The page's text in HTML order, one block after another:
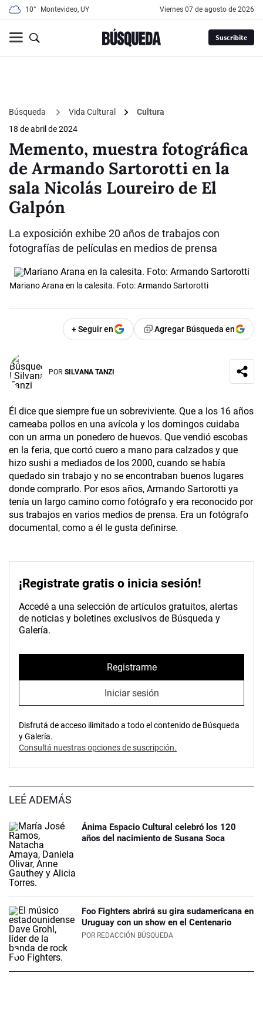
10° Montevideo, UY viernes 07 de agosto de 2026
Suscribite
Búsqueda Vida Cultural
Cultura
18 de abril de 2024
Memento, muestra fotográfica
de Armando Sartorotti en la
sala Nicolás Loureiro de El
Galpón
La exposición exhibe 20 años de trabajos con
fotografías de películas en medios de prensa
Mariano Arana en la calesita. Foto: Armando Sartorotti
+ Seguir en Agregar Búsqueda en
POR SILVANA TANZI
Él dice que siempre fue un sobreviviente. Que a los 16 años
carneaba pollos en una avícola y los domingos cuidaba
con un arma un ponedero de huevos. Que vendió escobas
en la feria, que cortó cuero a mano para calzados y que
hizo sushi a mediados de los 2000, cuando se había
quedado sin trabajo y no se encontraban buenos lugares
donde comprarlo. Por esos años, Armando Sartorotti ya
tenía un largo camino como fotógrafo y era reconocido por
sus trabajos en varios medios de prensa. Era un fotógrafo
documental, como a él le gusta definirse.
¡Registrate gratis o inicia sesión!
Accedé a una selección de artículos gratuitos, alertas
de noticias y boletines exclusivos de Búsqueda y
Galería.
Registrarme
Iniciar sesión
Disfrutá de acceso ilimitado a todo el contenido de Búsqueda
y Galería.
Consultá nuestras opciones de suscripción.
LEÉ ADEMÁS
Ánima Espacio Cultural celebró los 120
años del nacimiento de Susana Soca
Foo Fighters abrirá su gira sudamericana en
Uruguay con un show en el Centenario
POR REDACCIÓN BÚSQUEDA